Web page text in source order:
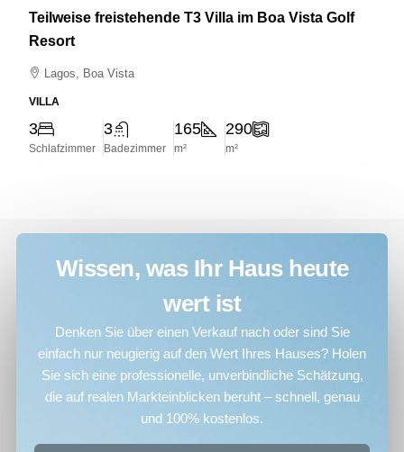
Teilweise freistehende T3 Villa im Boa Vista Golf
Resort
Lagos, Boa Vista
VILLA
3
Schlafzimmer
3
Badezimmer
165
m²
290
m²
Wissen, was Ihr Haus heute
wert ist
Denken Sie über einen Verkauf nach oder sind Sie
einfach nur neugierig auf den Wert Ihres Hauses? Holen
Sie sich eine professionelle, unverbindliche Schätzung,
die auf realen Markteinblicken beruht – schnell, genau
und 100% kostenlos.